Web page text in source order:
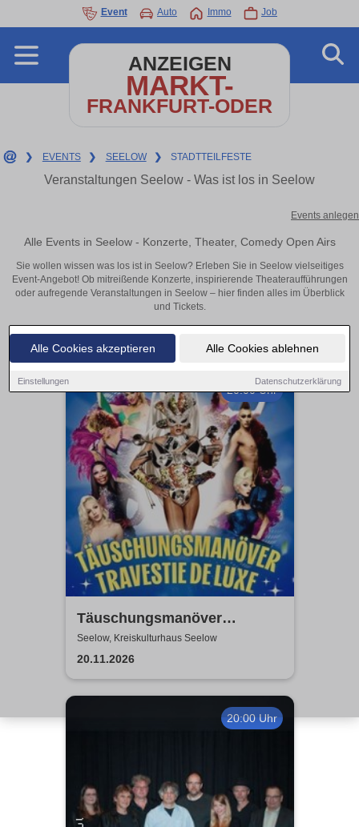
Alle Cookies akzeptieren Alle Cookies ablehnen
Einstellungen Datenschutzerklärung
Event Auto Immo Job
ANZEIGEN
MARKT-
FRANKFURT-ODER
❯ EVENTS ❯ SEELOW ❯ STADTTEILFESTE
Veranstaltungen Seelow - Was ist los in Seelow
Events anlegen
Alle Events in Seelow - Konzerte, Theater, Comedy Open Airs
Sie wollen wissen was los ist in Seelow? Erleben Sie in Seelow vielseitiges
Event-Angebot! Ob mitreißende Konzerte, inspirierende Theateraufführungen
oder aufregende Veranstaltungen in Seelow – hier finden alles im Überblick
und Tickets.
20:00 Uhr
Täuschungsmanöver
Travestie Show | Travestie de
Luxe
Seelow, Kreiskulturhaus Seelow
20.11.2026
20:00 Uhr